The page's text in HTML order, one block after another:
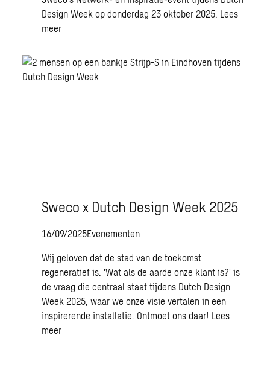
Design Week op donderdag 23 oktober 2025. Lees
meer
Sweco x Dutch Design Week 2025
16/09/2025Evenementen
Wij geloven dat de stad van de toekomst
regeneratief is. 'Wat als de aarde onze klant is?' is
de vraag die centraal staat tijdens Dutch Design
Week 2025, waar we onze visie vertalen in een
inspirerende installatie. Ontmoet ons daar! Lees
meer